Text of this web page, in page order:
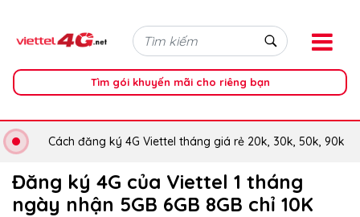
Tìm gói khuyến mãi cho riêng bạn
Cách đăng ký 4G Viettel tháng giá rẻ 20k, 30k, 50k, 90k
Đăng ký 4G của Viettel 1 tháng
ngày nhận 5GB 6GB 8GB chỉ 10K